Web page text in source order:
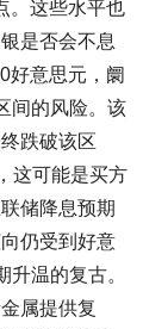
。这些水平也
是否会不息
好意思元，阛
间的风险。该
跌破该区
这可能是买方
储降息预期
仍受到好意
温的复古。
属提供复